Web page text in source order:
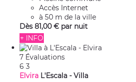
Accès Internet
à 50 m de la ville
Dès 81,00 € par nuit
+ INFO
7 Évaluations
6 3
Elvira L'Escala - Villa